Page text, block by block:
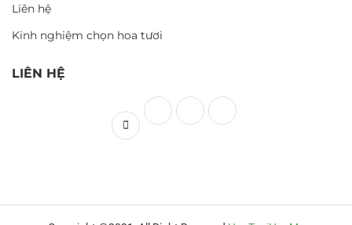
Liên hệ
Kinh nghiệm chọn hoa tươi
LIÊN HỆ